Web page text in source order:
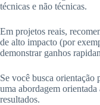
técnicas e não técnicas.
Em projetos reais,
de alto impacto (por
demonstrar ganhos
Se você busca orientação
uma abordagem
resultados.